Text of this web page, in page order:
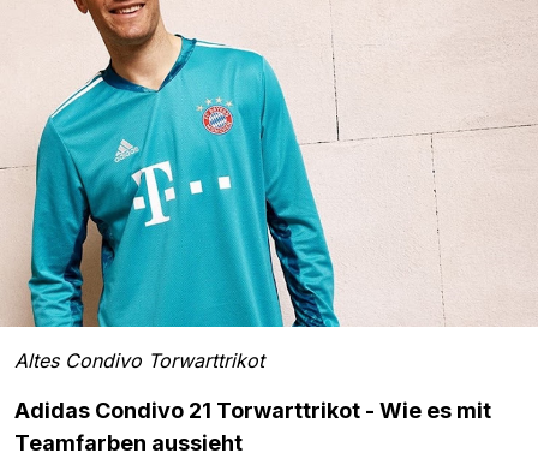
Altes Condivo Torwarttrikot
Adidas Condivo 21 Torwarttrikot - Wie es mit
Teamfarben aussieht